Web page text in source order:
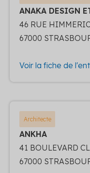
ANAKA DESIGN
46 RUE
67000
Voir la fiche de
Architecte
ANKHA
41 BOULEVARD
67000